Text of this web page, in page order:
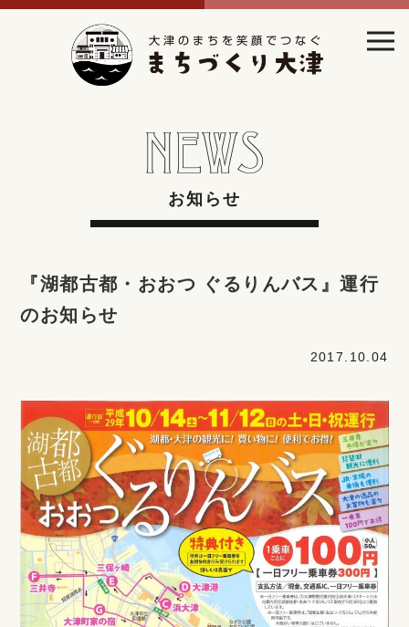
お知らせ
『湖都古都・おおつ ぐるりんバス』運行
のお知らせ
2017.10.04